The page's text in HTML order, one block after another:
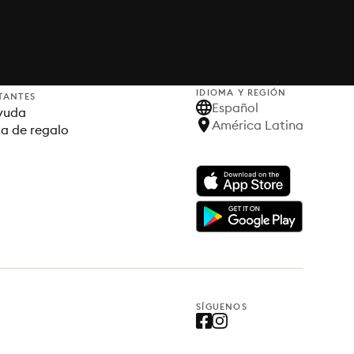
de regalo
IDIOMA Y REGIÓN
Español
América Latina
SÍGUENOS